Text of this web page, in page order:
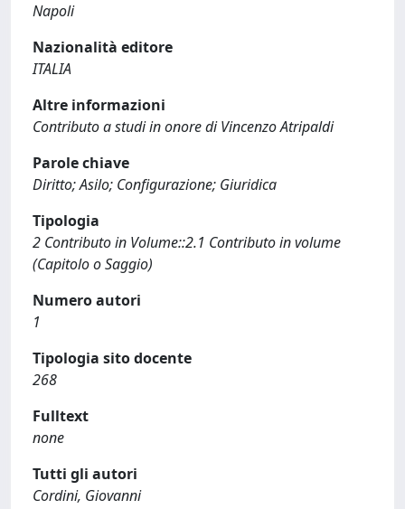
Napoli
Nazionalità editore
ITALIA
Altre informazioni
Contributo a studi in onore di Vincenzo Atripaldi
Parole chiave
Diritto; Asilo; Configurazione; Giuridica
Tipologia
2 Contributo in Volume::2.1 Contributo in volume
(Capitolo o Saggio)
Numero autori
1
Tipologia sito docente
268
Fulltext
none
Tutti gli autori
Cordini, Giovanni